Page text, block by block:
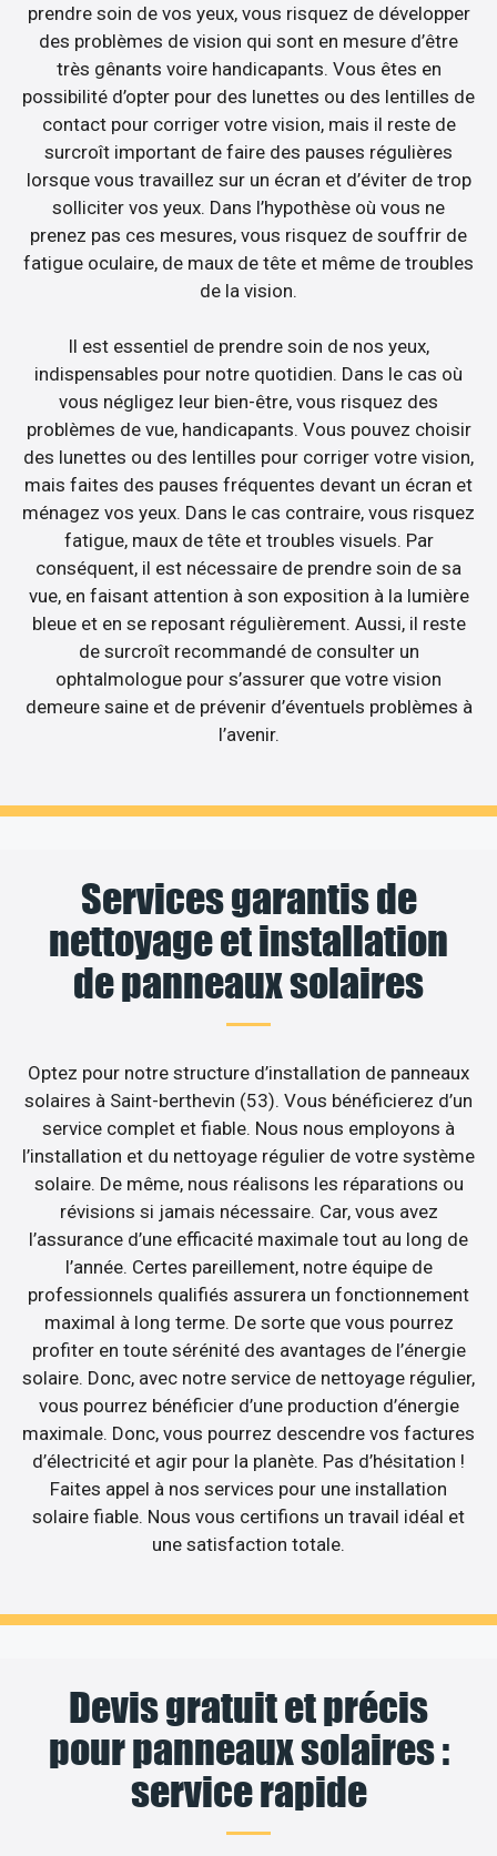
prendre soin de vos yeux, vous risquez de développer
des problèmes de vision qui sont en mesure d’être
très gênants voire handicapants. Vous êtes en
possibilité d’opter pour des lunettes ou des lentilles de
contact pour corriger votre vision, mais il reste de
surcroît important de faire des pauses régulières
lorsque vous travaillez sur un écran et d’éviter de trop
solliciter vos yeux. Dans l’hypothèse où vous ne
prenez pas ces mesures, vous risquez de souffrir de
fatigue oculaire, de maux de tête et même de troubles
de la vision.
Il est essentiel de prendre soin de nos yeux,
indispensables pour notre quotidien. Dans le cas où
vous négligez leur bien-être, vous risquez des
problèmes de vue, handicapants. Vous pouvez choisir
des lunettes ou des lentilles pour corriger votre vision,
mais faites des pauses fréquentes devant un écran et
ménagez vos yeux. Dans le cas contraire, vous risquez
fatigue, maux de tête et troubles visuels. Par
conséquent, il est nécessaire de prendre soin de sa
vue, en faisant attention à son exposition à la lumière
bleue et en se reposant régulièrement. Aussi, il reste
de surcroît recommandé de consulter un
ophtalmologue pour s’assurer que votre vision
demeure saine et de prévenir d’éventuels problèmes à
l’avenir.
Services garantis de
nettoyage et installation
de panneaux solaires
Optez pour notre structure d’installation de panneaux
solaires à Saint-berthevin (53). Vous bénéficierez d’un
service complet et fiable. Nous nous employons à
l’installation et du nettoyage régulier de votre système
solaire. De même, nous réalisons les réparations ou
révisions si jamais nécessaire. Car, vous avez
l’assurance d’une efficacité maximale tout au long de
l’année. Certes pareillement, notre équipe de
professionnels qualifiés assurera un fonctionnement
maximal à long terme. De sorte que vous pourrez
profiter en toute sérénité des avantages de l’énergie
solaire. Donc, avec notre service de nettoyage régulier,
vous pourrez bénéficier d’une production d’énergie
maximale. Donc, vous pourrez descendre vos factures
d’électricité et agir pour la planète. Pas d’hésitation !
Faites appel à nos services pour une installation
solaire fiable. Nous vous certifions un travail idéal et
une satisfaction totale.
Devis gratuit et précis
pour panneaux solaires :
service rapide